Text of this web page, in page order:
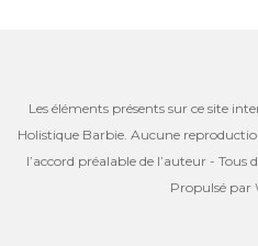
Les éléments présents sur ce site
Holistique Barbie. Aucune
l’accord préalable de l’auteur - Tous
Propulsé par